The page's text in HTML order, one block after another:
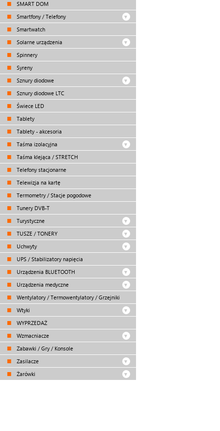
SMART DOM
Smartfony / Telefony
Smartwatch
Solarne urządzenia
Spinnery
Syreny
Sznury diodowe
Sznury diodowe LTC
Świece LED
Tablety
Tablety - akcesoria
Taśma izolacyjna
Taśma klejąca / STRETCH
Telefony stacjonarne
Telewizja na kartę
Termometry / Stacje pogodowe
Tunery DVB-T
Turystyczne
TUSZE / TONERY
Uchwyty
UPS / Stabilizatory napięcia
Urządzenia BLUETOOTH
Urządzenia medyczne
Wentylatory / Termowentylatory / Grzejniki
Wtyki
WYPRZEDAŻ
Wzmacniacze
Zabawki / Gry / Konsole
Zasilacze
Żarówki